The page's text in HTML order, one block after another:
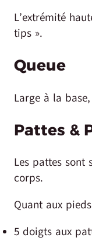
L’extrémité
tips ».
Queue
Large à la
Pattes &
Les pattes sont
corps.
Quant aux
5 doigts aux